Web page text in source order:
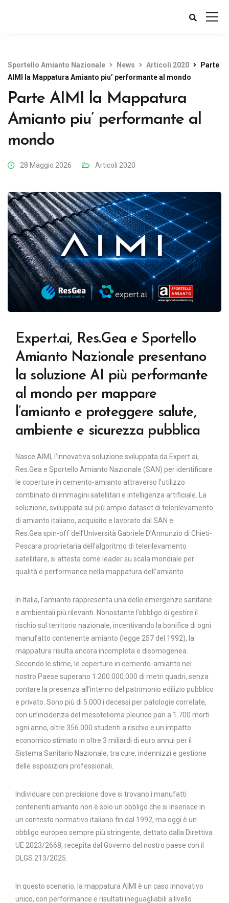
Sportello Amianto Nazionale News Articoli 2020
Parte
AIMI la Mappatura Amianto piu’ performante al mondo
Parte AIMI la Mappatura
Amianto piu’ performante al
mondo
28 Maggio 2026 Articoli 2020
Expert.ai, Res.Gea e Sportello
Amianto Nazionale presentano
la soluzione AI più performante
al mondo per mappare
l’amianto e proteggere salute,
ambiente e sicurezza pubblica
Nasce AIMI, l’innovativa soluzione sviluppata da Expert.ai,
Res.Gea e Sportello Amianto Nazionale (SAN) per identificare
le coperture in cemento-amianto attraverso l’utilizzo
combinato di immagini satellitari e intelligenza artificiale. La
soluzione, sviluppata sul più ampio dataset di telerilevamento
di amianto italiano, acquisito e lavorato dal SAN e
Res.Gea spin-off dell’Università Gabriele D’Annunzio di Chieti-
Pescara proprietaria dell’algoritmo di telerilevamento
satellitare, si attesta come leader su scala mondiale per
qualità e performance nella mappatura dell’amianto.
In Italia, l’amianto rappresenta una delle emergenze sanitarie
e ambientali più rilevanti. Nonostante l’obbligo di gestire il
rischio sul territorio nazionale, incentivando la bonifica di ogni
manufatto contenente amianto (legge 257 del 1992), la
mappatura risulta ancora incompleta e disomogenea.
Secondo le stime, le coperture in cemento-amianto nel
nostro Paese superano 1.200.000.000 di metri quadri, senza
contare la presenza all’interno del patrimonio edilizio pubblico
e privato. Sono più di 5.000 i decessi per patologie correlate,
con un’incidenza del mesotelioma pleurico pari a 1.700 morti
ogni anno, oltre 356.000 studenti a rischio e un impatto
economico stimato in oltre 3 miliardi di euro annui per il
Sistema Sanitario Nazionale, tra cure, indennizzi e gestione
delle esposizioni professionali.
Individuare con precisione dove si trovano i manufatti
contenenti amianto non è solo un obbligo che si inserisce in
un contesto normativo italiano fin dal 1992, ma oggi è un
obbligo europeo sempre più stringente, dettato dalla Direttiva
UE 2023/2668, recepita dal Governo del nostro paese con il
DLGS 213/2025.
In questo scenario, la mappatura AIMI è un caso innovativo
unico, con performance e risultati ineguagliabili a livello